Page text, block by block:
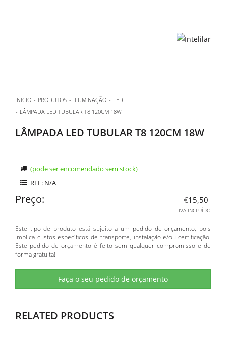
INICIO PRODUTOS ILUMINAÇÃO
LED
LÂMPADA LED TUBULAR T8 120CM 18W
LÂMPADA LED TUBULAR T8 120CM 18W
(pode ser encomendado sem stock)
REF: N/A
Preço: €15,50
IVA INCLUÍDO
Este tipo de produto está sujeito a um pedido de orçamento, pois
implica custos específicos de transporte, instalação e/ou certificação.
Este pedido de orçamento é feito sem qualquer compromisso e de
forma gratuita!
Faça o seu pedido de orçamento
RELATED PRODUCTS